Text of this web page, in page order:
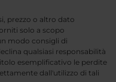
prezzo o altro dato
solo a scopo
modo consigli di
qualsiasi responsabilità
esemplificativo le perdite
dall'utilizzo di tali